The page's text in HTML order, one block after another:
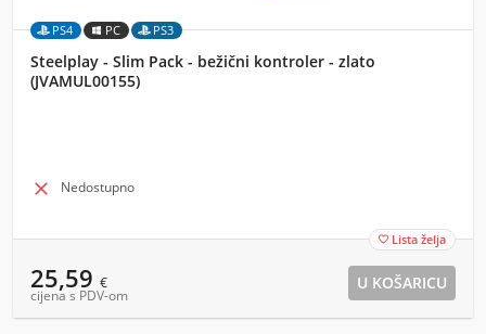
PS4 PC PS3
Steelplay - Slim Pack - bežični kontroler - zlato
(JVAMUL00155)
 Nedostupno
 Lista želja
25,59 €
cijena s PDV-om